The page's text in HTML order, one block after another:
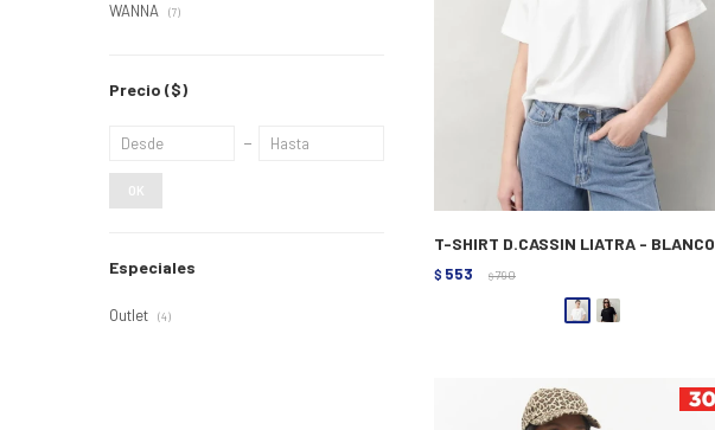
T-SHIRT D.CASSIN LIATRA - BLANCO
$ 553 $ 790
WANNA (7)
Precio ($)
OK
Especiales
Outlet (4)